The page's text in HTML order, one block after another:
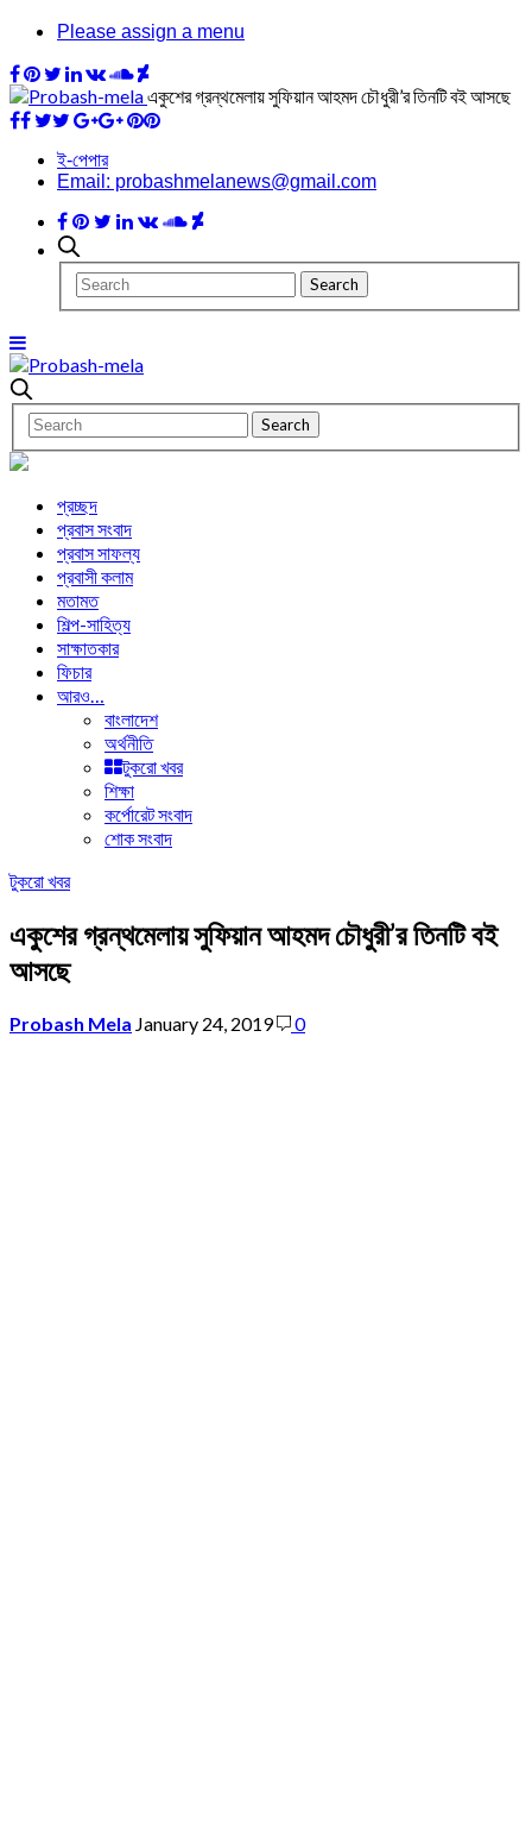
Please assign a menu
একুশের গ্রন্থমেলায় সুফিয়ান আহমদ চৌধুরী’র তিনটি বই আসছে
ই-পেপার
Email: probashmelanews@gmail.com
প্রচ্ছদ
প্রবাস সংবাদ
প্রবাস সাফল্য
প্রবাসী কলাম
মতামত
শিল্প-সাহিত্য
সাক্ষাতকার
ফিচার
আরও…
বাংলাদেশ
অর্থনীতি
টুকরো খবর
শিক্ষা
কর্পোরেট সংবাদ
শোক সংবাদ
টুকরো খবর
একুশের গ্রন্থমেলায় সুফিয়ান আহমদ চৌধুরী’র তিনটি বই
আসছে
Probash Mela January 24, 2019 0